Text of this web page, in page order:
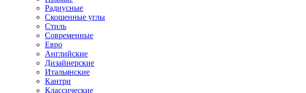
Радиусные
Скошенные углы
Стиль
Современные
Евро
Английские
Дизайнерские
Итальянские
Кантри
Классические